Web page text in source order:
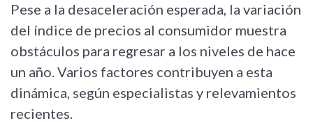
Pese a la desaceleración esperada, la variación
del índice de precios al consumidor muestra
obstáculos para regresar a los niveles de hace
un año. Varios factores contribuyen a esta
dinámica, según especialistas y relevamientos
recientes.